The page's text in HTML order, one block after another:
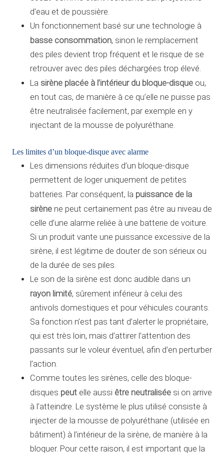
d’eau et de poussière.
Un fonctionnement basé sur une technologie à
basse consommation, sinon le remplacement
des piles devient trop fréquent et le risque de se
retrouver avec des piles déchargées trop élevé.
La sirène placée à l’intérieur du bloque-disque ou,
en tout cas, de manière à ce qu’elle ne puisse pas
être neutralisée facilement, par exemple en y
injectant de la mousse de polyuréthane.
Les limites d’un bloque-disque avec alarme
Les dimensions réduites d’un bloque-disque
permettent de loger uniquement de petites
batteries. Par conséquent, la puissance de la
sirène ne peut certainement pas être au niveau de
celle d’une alarme reliée à une batterie de voiture.
Si un produit vante une puissance excessive de la
sirène, il est légitime de douter de son sérieux ou
de la durée de ses piles.
Le son de la sirène est donc audible dans un
rayon limité, sûrement inférieur à celui des
antivols domestiques et pour véhicules courants.
Sa fonction n’est pas tant d’alerter le propriétaire,
qui est très loin, mais d’attirer l’attention des
passants sur le voleur éventuel, afin d’en perturber
l’action.
Comme toutes les sirènes, celle des bloque-
disques peut elle aussi être neutralisée si on arrive
à l’atteindre. Le système le plus utilisé consiste à
injecter de la mousse de polyuréthane (utilisée en
bâtiment) à l’intérieur de la sirène, de manière à la
bloquer. Pour cette raison, il est important que la